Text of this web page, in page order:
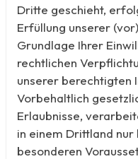
Dritte geschieht,
Erfüllung unserer
Grundlage Ihrer
rechtlichen
unserer berechtigten
Vorbehaltlich
Erlaubnisse,
in einem Drittland
besonderen